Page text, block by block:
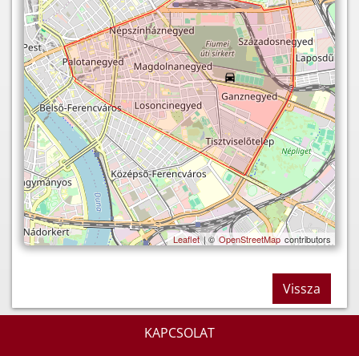
Leaflet| © OpenStreetMap contributors
Vissza
KAPCSOLAT